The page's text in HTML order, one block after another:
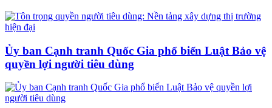
Ủy ban Cạnh tranh Quốc Gia phổ biến Luật Bảo vệ
quyền lợi người tiêu dùng